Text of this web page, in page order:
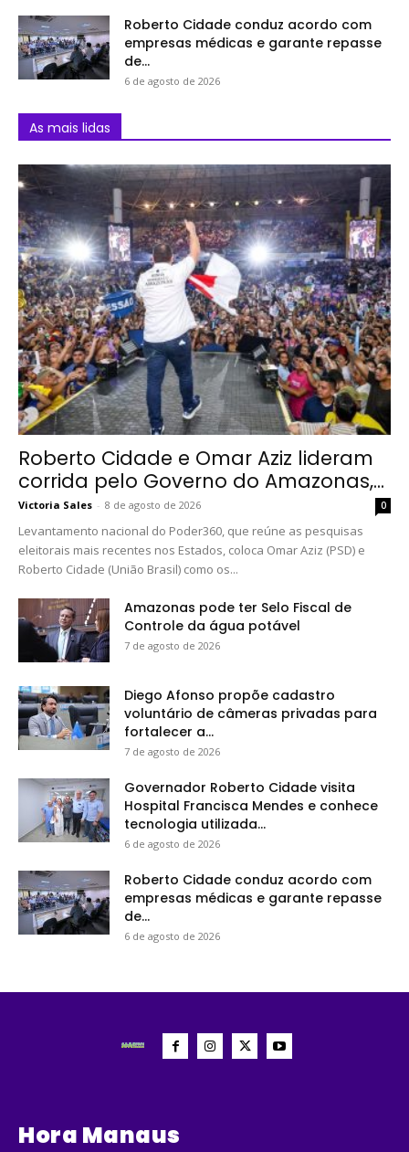
Roberto Cidade conduz acordo com
empresas médicas e garante repasse
de...
6 de agosto de 2026
As mais lidas
Roberto Cidade e Omar Aziz lideram
corrida pelo Governo do Amazonas,...
Victoria Sales - 8 de agosto de 2026 0
Levantamento nacional do Poder360, que reúne as pesquisas
eleitorais mais recentes nos Estados, coloca Omar Aziz (PSD) e
Roberto Cidade (União Brasil) como os...
Amazonas pode ter Selo Fiscal de
Controle da água potável
7 de agosto de 2026
Diego Afonso propõe cadastro
voluntário de câmeras privadas para
fortalecer a...
7 de agosto de 2026
Governador Roberto Cidade visita
Hospital Francisca Mendes e conhece
tecnologia utilizada...
6 de agosto de 2026
Roberto Cidade conduz acordo com
empresas médicas e garante repasse
de...
6 de agosto de 2026
Hora Manaus